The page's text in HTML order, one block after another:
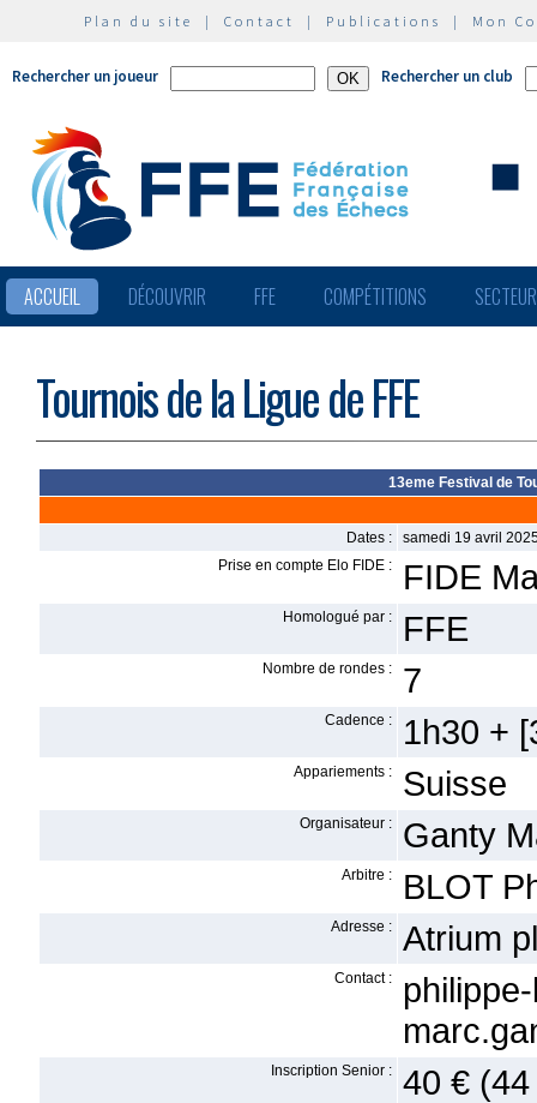
Plan du site | Contact | Publications | Mon
Rechercher un joueur Rechercher un club
ACCUEIL DÉCOUVRIR FFE COMPÉTITIONS
Tournois de la Ligue de FFE
13eme Festival de
Dates :
samedi 19 avril
Prise en compte Elo FIDE :
FIDE
Homologué par : FFE
Nombre de rondes : 7
Cadence : 1h30 +
Appariements : Suisse
Organisateur : Ganty
Arbitre : BLOT
Adresse : Atrium
Contact :
Inscription Senior : 40 €